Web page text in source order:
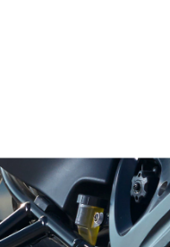
habituels dans ce
pertes par
800 reçoit un
demi-sec. Le